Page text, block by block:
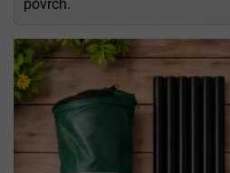
povrch.